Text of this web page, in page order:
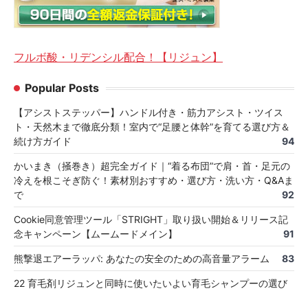
フルボ酸・リデンシル配合！【リジュン】
Popular Posts
【アシストステッパー】ハンドル付き・筋力アシスト・ツイス
ト・天然木まで徹底分類！室内で“足腰と体幹”を育てる選び方＆
続け方ガイド
94
かいまき（掻巻き）超完全ガイド｜“着る布団”で肩・首・足元の
冷えを根こそぎ防ぐ！素材別おすすめ・選び方・洗い方・Q&Aま
で
92
Cookie同意管理ツール「STRIGHT」取り扱い開始＆リリース記
念キャンペーン【ムームードメイン】
91
熊撃退エアーラッパ: あなたの安全のための高音量アラーム 83
22 育毛剤リジュンと同時に使いたいよい育毛シャンプーの選び